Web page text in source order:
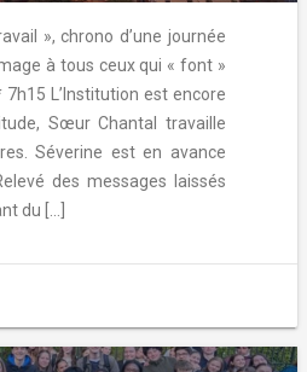
», chrono d’une journée
à tous ceux qui « font »
L’Institution est encore
Sœur Chantal travaille
Séverine est en avance
des messages laissés
du […]